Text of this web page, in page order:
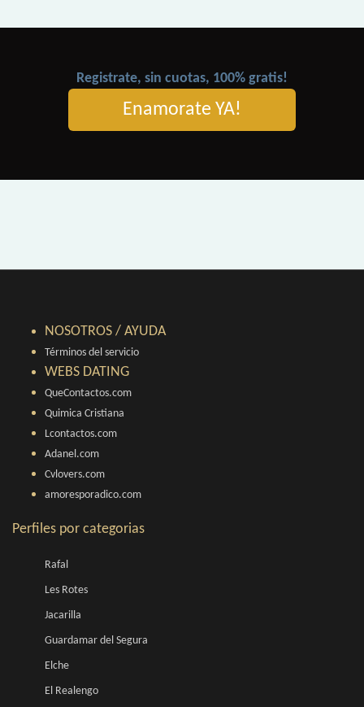
Registrate, sin cuotas, 100% gratis!
Enamorate YA!
NOSOTROS / AYUDA
Términos del servicio
WEBS DATING
QueContactos.com
Quimica Cristiana
Lcontactos.com
Adanel.com
Cvlovers.com
amoresporadico.com
Perfiles por categorias
Rafal
Les Rotes
Jacarilla
Guardamar del Segura
Elche
El Realengo